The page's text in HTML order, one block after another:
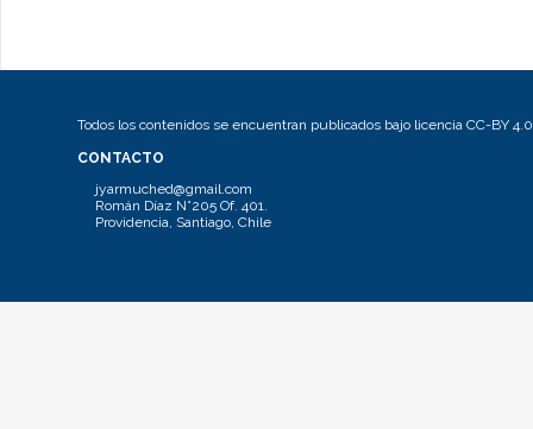
Todos los contenidos se encuentran publicados bajo licencia CC-BY 4.0
CONTACTO
jyarmuched@gmail.com
Román Díaz N°205 Of. 401.
Providencia, Santiago, Chile